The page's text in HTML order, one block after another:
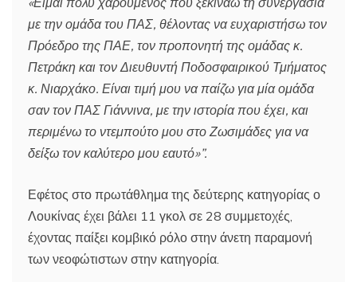
με την ομάδα του ΠΑΣ, θέλοντας να ευχαριστήσω τον
Πρόεδρο της ΠΑΕ, τον προπονητή της ομάδας κ.
Πετράκη και τον Διευθυντή Ποδοσφαιρικού Τμήματος
κ. Νιαρχάκο. Είναι τιμή μου να παίζω για μία ομάδα
σαν τον ΠΑΣ Γιάννινα, με την ιστορία που έχει, και
περιμένω το ντεμπούτο μου στο Ζωσιμάδες για να
δείξω τον καλύτερο μου εαυτό»”.
Εφέτος στο πρωτάθλημα της δεύτερης κατηγορίας ο
Λουκίνας έχει βάλει 11 γκολ σε 28 συμμετοχές,
έχοντας παίξει κομβικό ρόλο στην άνετη παραμονή
των νεοφώτιστων στην κατηγορία.